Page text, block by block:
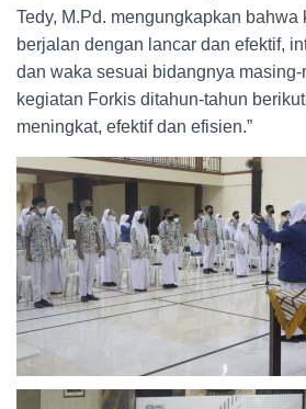
Tedy, M.Pd. mengungkapkan bahwa
berjalan dengan lancar dan efektif,
dan waka sesuai bidangnya masing-
kegiatan Forkis ditahun-tahun
meningkat, efektif dan efisien.”